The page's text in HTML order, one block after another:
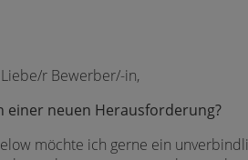
Liebe/r Bewerber/-in,
einer neuen Herausforderung?
möchte ich gerne ein